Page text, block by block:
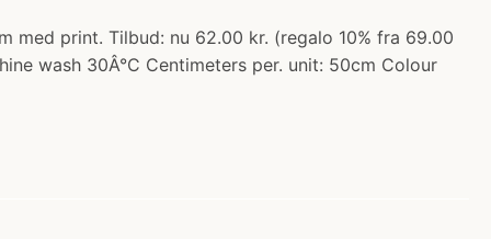
med print. Tilbud: nu 62.00 kr. (regalo 10% fra 69.00
wash 30Â°C Centimeters per. unit: 50cm Colour